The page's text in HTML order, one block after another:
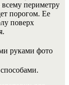
всему периметру
порогом. Ее
поверх